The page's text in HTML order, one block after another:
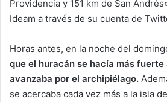
Providencia y 151 km de San
Ideam a través de su cuenta de
Horas antes, en la noche del
que el huracán se hacía más fuerte
avanzaba por el archipiélago.
se acercaba cada vez más a la isla